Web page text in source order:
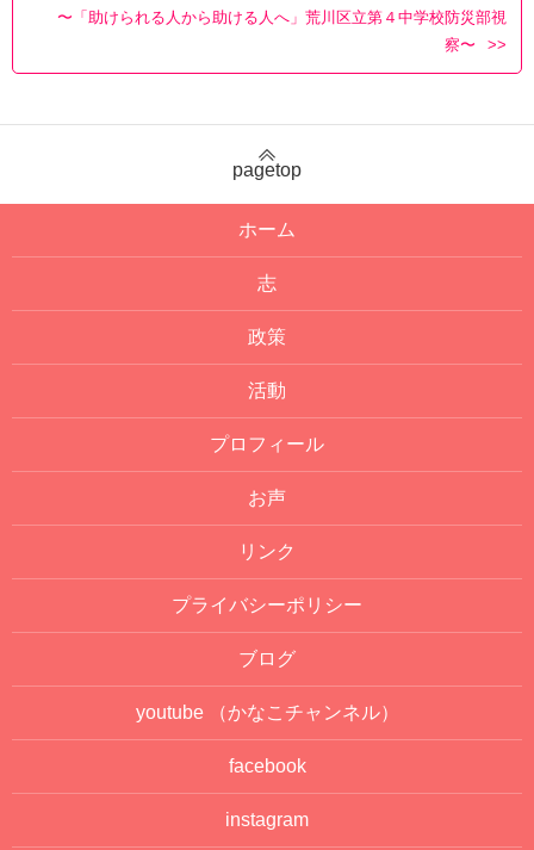
〜「助けられる人から助ける人へ」荒川区立第４中学校防災部視
察〜
pagetop
ホーム
志
政策
活動
プロフィール
お声
リンク
プライバシーポリシー
ブログ
youtube （かなこチャンネル）
facebook
instagram